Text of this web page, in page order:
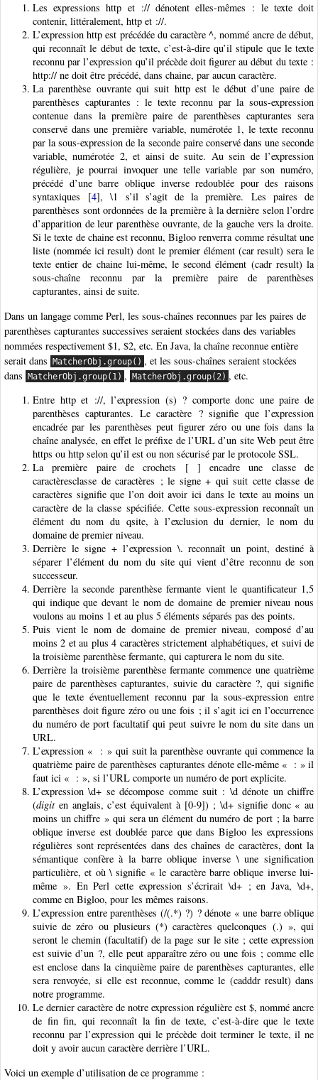
Les expressions http et :// dénotent elles-mêmes : le texte doit
contenir, littéralement, http et ://.
L’expression http est précédée du caractère ^, nommé ancre de début,
qui reconnaît le début de texte, c’est-à-dire qu’il stipule que le texte
reconnu par l’expression qu’il précède doit figurer au début du texte :
http:// ne doit être précédé, dans chaine, par aucun caractère.
La parenthèse ouvrante qui suit http est le début d’une paire de
parenthèses capturantes : le texte reconnu par la sous-expression
contenue dans la première paire de parenthèses capturantes sera
conservé dans une première variable, numérotée 1, le texte reconnu
par la sous-expression de la seconde paire conservé dans une seconde
variable, numérotée 2, et ainsi de suite. Au sein de l’expression
régulière, je pourrai invoquer une telle variable par son numéro,
précédé d’une barre oblique inverse redoublée pour des raisons
syntaxiques [4], \1 s’il s’agit de la première. Les paires de
parenthèses sont ordonnées de la première à la dernière selon l’ordre
d’apparition de leur parenthèse ouvrante, de la gauche vers la droite.
Si le texte de chaine est reconnu, Bigloo renverra comme résultat une
liste (nommée ici result) dont le premier élément (car result) sera le
texte entier de chaine lui-même, le second élément (cadr result) la
sous-chaîne reconnu par la première paire de parenthèses
capturantes, ainsi de suite.
Dans un langage comme Perl, les sous-chaînes reconnues par les paires de
parenthèses capturantes successives seraient stockées dans des variables
nommées respectivement $1, $2, etc. En Java, la chaîne reconnue entière
serait dans MatcherObj.group() , et les sous-chaînes seraient stockées
dans MatcherObj.group(1) , MatcherObj.group(2) , etc.
Entre http et ://, l’expression (s) ? comporte donc une paire de
parenthèses capturantes. Le caractère ? signifie que l’expression
encadrée par les parenthèses peut figurer zéro ou une fois dans la
chaîne analysée, en effet le préfixe de l’URL d’un site Web peut être
https ou http selon qu’il est ou non sécurisé par le protocole SSL.
La première paire de crochets [ ] encadre une classe de
caractèresclasse de caractères ; le signe + qui suit cette classe de
caractères signifie que l’on doit avoir ici dans le texte au moins un
caractère de la classe spécifiée. Cette sous-expression reconnaît un
élément du nom du qsite, à l’exclusion du dernier, le nom du
domaine de premier niveau.
Derrière le signe + l’expression \. reconnaît un point, destiné à
séparer l’élément du nom du site qui vient d’être reconnu de son
successeur.
Derrière la seconde parenthèse fermante vient le quantificateur 1,5
qui indique que devant le nom de domaine de premier niveau nous
voulons au moins 1 et au plus 5 éléments séparés pas des points.
Puis vient le nom de domaine de premier niveau, composé d’au
moins 2 et au plus 4 caractères strictement alphabétiques, et suivi de
la troisième parenthèse fermante, qui capturera le nom du site.
Derrière la troisième parenthèse fermante commence une quatrième
paire de parenthèses capturantes, suivie du caractère ?, qui signifie
que le texte éventuellement reconnu par la sous-expression entre
parenthèses doit figure zéro ou une fois ; il s’agit ici en l’occurrence
du numéro de port facultatif qui peut suivre le nom du site dans un
URL.
L’expression « : » qui suit la parenthèse ouvrante qui commence la
quatrième paire de parenthèses capturantes dénote elle-même « : » il
faut ici « : », si l’URL comporte un numéro de port explicite.
L’expression \d+ se décompose comme suit : \d dénote un chiffre
(digiten anglais, c’est équivalent à [0-9]) ; \d+ signifie donc « au
moins un chiffre » qui sera un élément du numéro de port ; la barre
oblique inverse est doublée parce que dans Bigloo les expressions
régulières sont représentées dans des chaînes de caractères, dont la
sémantique confère à la barre oblique inverse \ une signification
particulière, et où \ signifie « le caractère barre oblique inverse lui-
même ». En Perl cette expression s’écrirait \d+ ; en Java, \d+,
comme en Bigloo, pour les mêmes raisons.
L’expression entre parenthèses (/(.*) ?) ? dénote « une barre oblique
suivie de zéro ou plusieurs (*) caractères quelconques (.) », qui
seront le chemin (facultatif) de la page sur le site ; cette expression
est suivie d’un ?, elle peut apparaître zéro ou une fois ; comme elle
est enclose dans la cinquième paire de parenthèses capturantes, elle
sera renvoyée, si elle est reconnue, comme le (cadddr result) dans
notre programme.
Le dernier caractère de notre expression régulière est $, nommé ancre
de fin fin, qui reconnaît la fin de texte, c’est-à-dire que le texte
reconnu par l’expression qui le précède doit terminer le texte, il ne
doit y avoir aucun caractère derrière l’URL.
Voici un exemple d’utilisation de ce programme :